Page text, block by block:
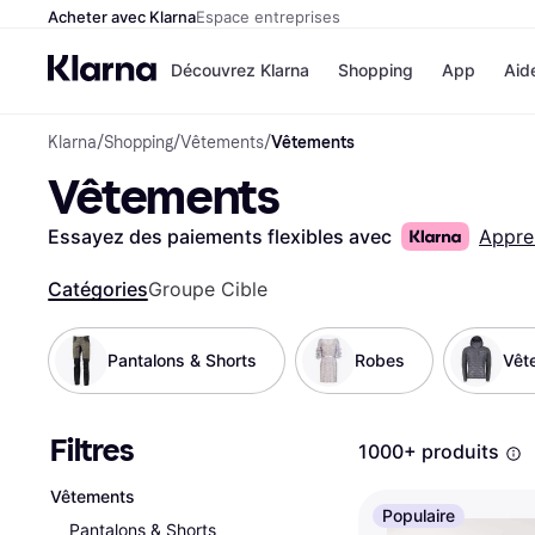
Acheter avec KlarnaEspace entreprises
Découvrez Klarna
Paiement en 3 fois
Paiement à 30 jours
Shopping
Temu
Voir tous les
App
Klarna/Shopping/Vêtements/Vêtements
Vêtements
Essayez des paiements flexibles avec
CatégoriesGroupe Cible
Pantalons & Shorts Robes
Filtres
Vêtements
Pantalons & Shorts
1000+ produits
Populaire